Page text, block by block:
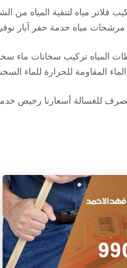
مياه لتنقية المياه من
مياه خدمة حفر آبار نوفر
المياه تركيب سخانات ماء
المقاومة للحرارة للماء
أسعارنا رخيص خدمة 24 ساعة